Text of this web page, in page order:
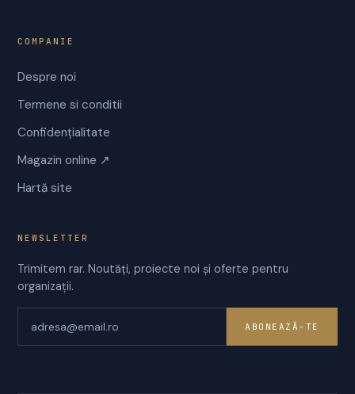
COMPANIE
Despre noi
Termene si conditii
Confidențialitate
Magazin online ↗
Hartă site
NEWSLETTER
Trimitem rar. Noutăți, proiecte noi și oferte pentru
organizații.
ABONEAZĂ-TE